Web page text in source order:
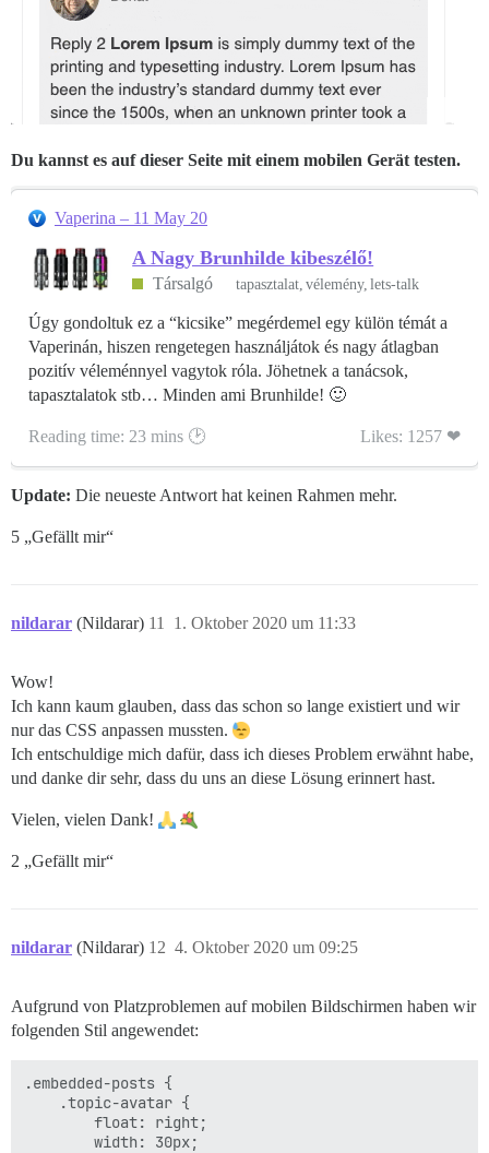
Du kannst es auf dieser Seite mit einem mobilen Gerät testen.
Vaperina – 11 May 20
A Nagy Brunhilde kibeszélő!
Társalgó tapasztalat vélemény lets-talk
Úgy gondoltuk ez a “kicsike” megérdemel egy külön témát a
Vaperinán, hiszen rengetegen használjátok és nagy átlagban
pozitív véleménnyel vagytok róla. Jöhetnek a tanácsok,
tapasztalatok stb… Minden ami Brunhilde! 🙂
Reading time: 23 mins 🕑 Likes: 1257 ❤
Update: Die neueste Antwort hat keinen Rahmen mehr.
5 „Gefällt mir“
nildarar (Nildarar) 1. Oktober 2020 um 11:33
11
Wow!
Ich kann kaum glauben, dass das schon so lange existiert und wir
nur das CSS anpassen mussten.
Ich entschuldige mich dafür, dass ich dieses Problem erwähnt habe,
und danke dir sehr, dass du uns an diese Lösung erinnert hast.
Vielen, vielen Dank!
2 „Gefällt mir“
nildarar (Nildarar) 4. Oktober 2020 um 09:25
12
Aufgrund von Platzproblemen auf mobilen Bildschirmen haben wir
folgenden Stil angewendet:
.embedded-posts {
    .topic-avatar {
        float: right;
        width: 30px;